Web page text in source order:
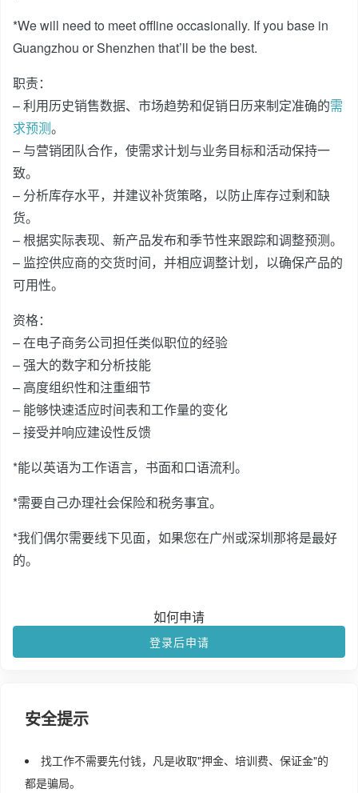
*We will need to meet offline occasionally. If you base in
Guangzhou or Shenzhen that’ll be the best.
职责：
– 利用历史销售数据、市场趋势和促销日历来制定准确的需
求预测。
– 与营销团队合作，使需求计划与业务目标和活动保持一
致。
– 分析库存水平，并建议补货策略，以防止库存过剩和缺
货。
– 根据实际表现、新产品发布和季节性来跟踪和调整预测。
– 监控供应商的交货时间，并相应调整计划，以确保产品的
可用性。
资格：
– 在电子商务公司担任类似职位的经验
– 强大的数字和分析技能
– 高度组织性和注重细节
– 能够快速适应时间表和工作量的变化
– 接受并响应建设性反馈
*能以英语为工作语言，书面和口语流利。
*需要自己办理社会保险和税务事宜。
*我们偶尔需要线下见面，如果您在广州或深圳那将是最好
的。
如何申请
登录后申请
安全提示
找工作不需要先付钱，凡是收取"押金、培训费、保证金"的
都是骗局。